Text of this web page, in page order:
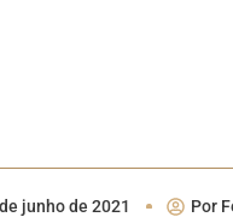
junho de 2021 Por